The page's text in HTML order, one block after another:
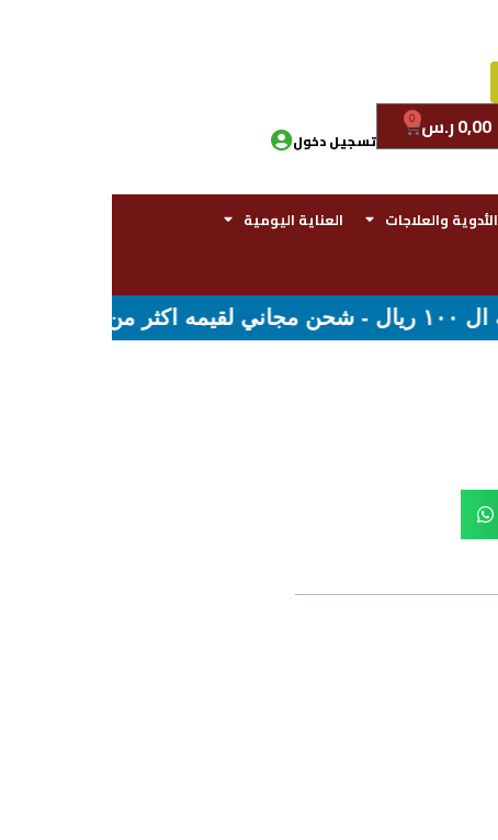
0,00ر.س 0
تسجيل دخول
الأدوية والعلاجات
العناية اليومية